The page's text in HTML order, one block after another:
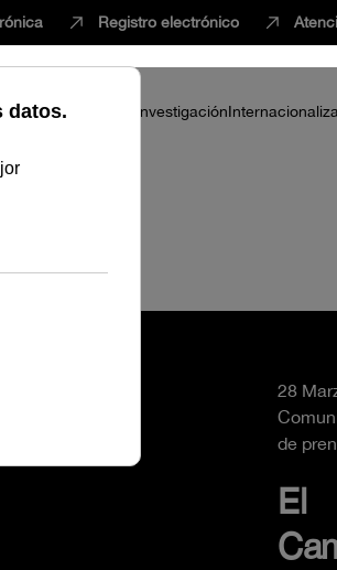
Registro electrónico
Profesorado Investigación
28
de
El